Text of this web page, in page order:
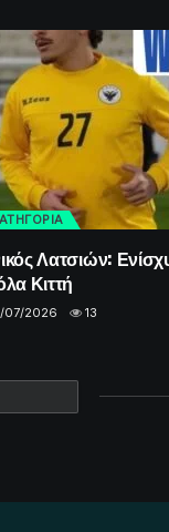
Λατσιών:
Κιττή
2026 13